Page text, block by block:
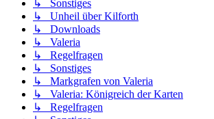
↳ Sonstiges
↳ Unheil über Kilforth
↳ Downloads
↳ Valeria
↳ Regelfragen
↳ Sonstiges
↳ Markgrafen von Valeria
↳ Valeria: Königreich der Karten
↳ Regelfragen